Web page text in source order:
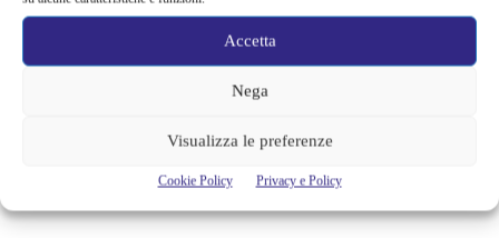
Accetta
Nega
Visualizza le preferenze
Cookie Policy Privacy e Policy
Il rapporto con la madre